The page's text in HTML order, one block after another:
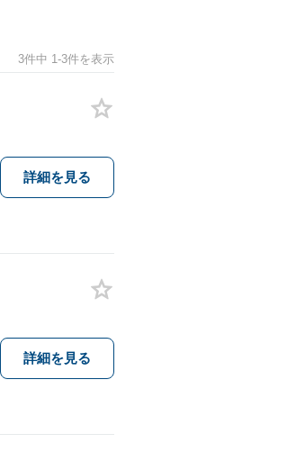
3件中 1-3件を表示
詳細を見る
詳細を見る